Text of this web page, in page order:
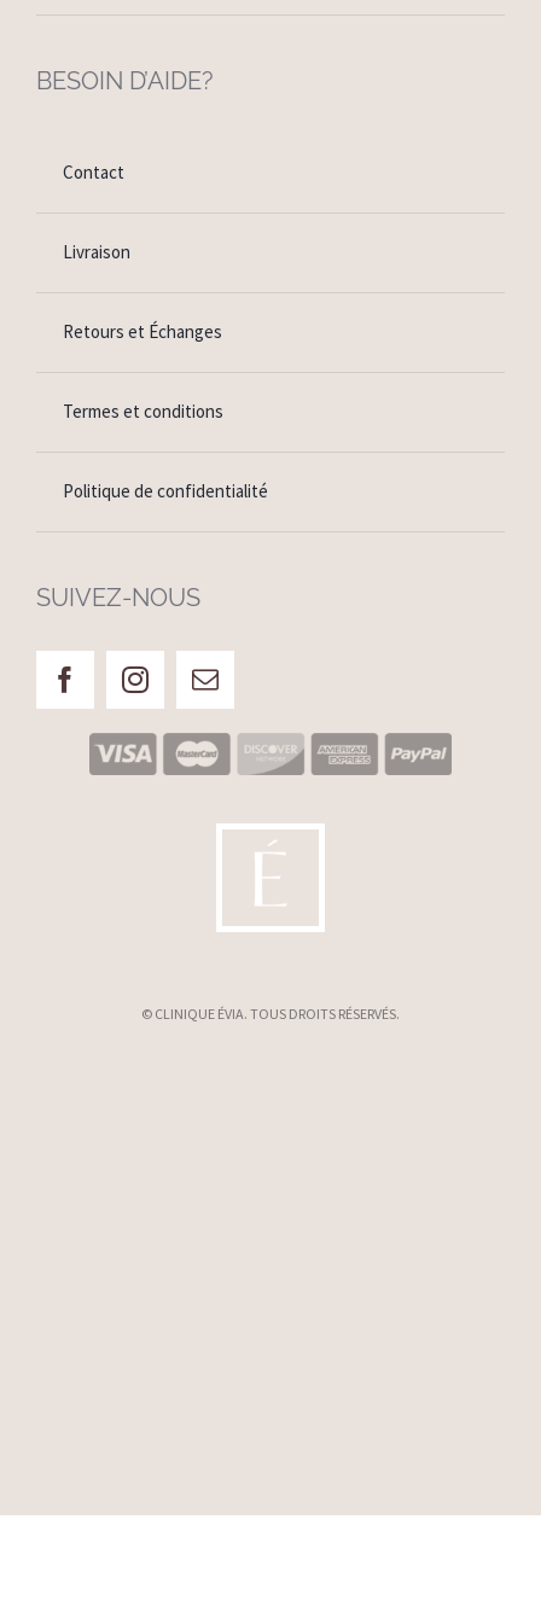
BESOIN D’AIDE?
Contact
Livraison
Retours et Échanges
Termes et conditions
Politique de confidentialité
SUIVEZ-NOUS
© CLINIQUE ÉVIA. TOUS DROITS RÉSERVÉS.